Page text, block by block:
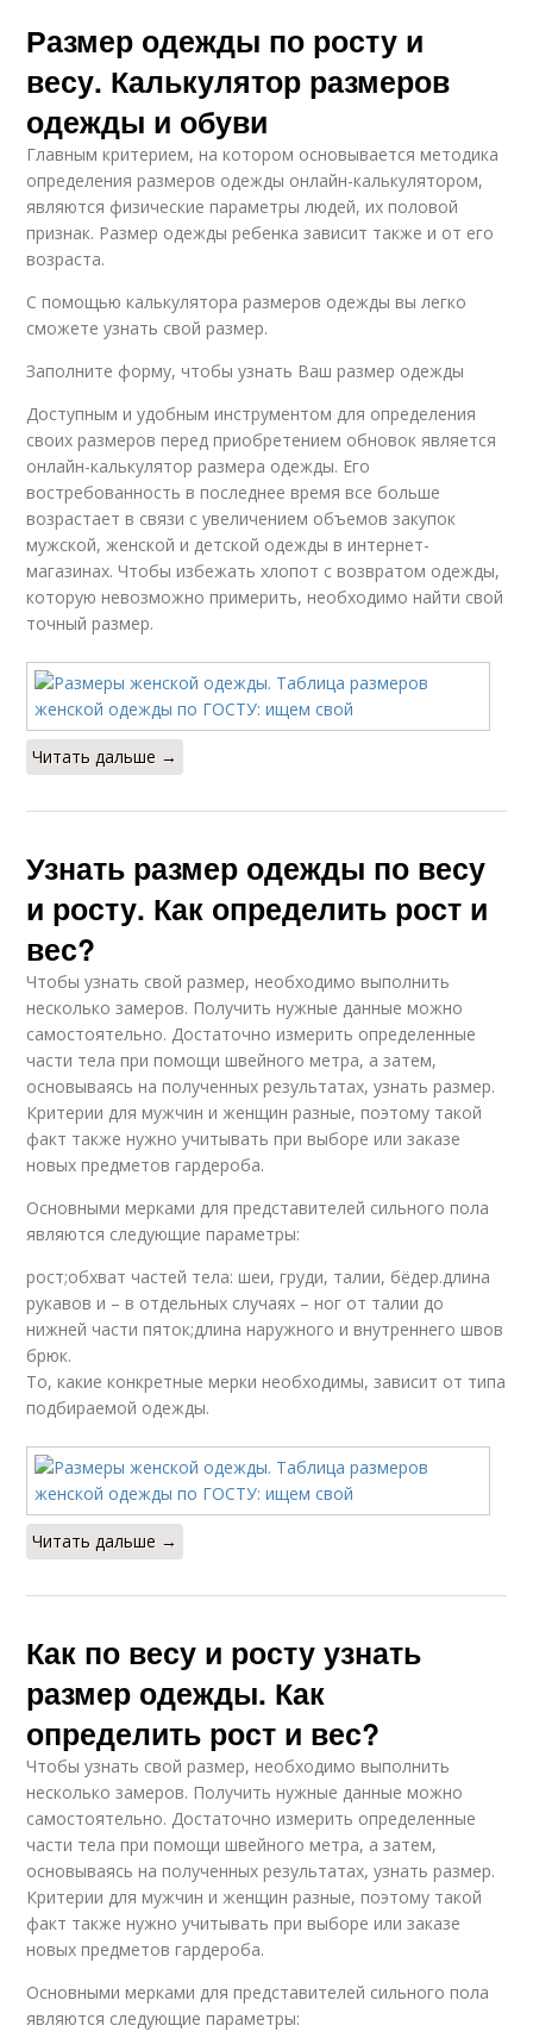
Размер одежды по росту и
весу. Калькулятор размеров
одежды и обуви
Главным критерием, на котором основывается методика
определения размеров одежды онлайн-калькулятором,
являются физические параметры людей, их половой
признак. Размер одежды ребенка зависит также и от его
возраста.
С помощью калькулятора размеров одежды вы легко
сможете узнать свой размер.
Заполните форму, чтобы узнать Ваш размер одежды
Доступным и удобным инструментом для определения
своих размеров перед приобретением обновок является
онлайн-калькулятор размера одежды. Его
востребованность в последнее время все больше
возрастает в связи с увеличением объемов закупок
мужской, женской и детской одежды в интернет-
магазинах. Чтобы избежать хлопот с возвратом одежды,
которую невозможно примерить, необходимо найти свой
точный размер.
Читать дальше →
Узнать размер одежды по весу
и росту. Как определить рост и
вес?
Чтобы узнать свой размер, необходимо выполнить
несколько замеров. Получить нужные данные можно
самостоятельно. Достаточно измерить определенные
части тела при помощи швейного метра, а затем,
основываясь на полученных результатах, узнать размер.
Критерии для мужчин и женщин разные, поэтому такой
факт также нужно учитывать при выборе или заказе
новых предметов гардероба.
Основными мерками для представителей сильного пола
являются следующие параметры:
рост;обхват частей тела: шеи, груди, талии, бёдер.длина
рукавов и – в отдельных случаях – ног от талии до
нижней части пяток;длина наружного и внутреннего швов
брюк.
То, какие конкретные мерки необходимы, зависит от типа
подбираемой одежды.
Читать дальше →
Как по весу и росту узнать
размер одежды. Как
определить рост и вес?
Чтобы узнать свой размер, необходимо выполнить
несколько замеров. Получить нужные данные можно
самостоятельно. Достаточно измерить определенные
части тела при помощи швейного метра, а затем,
основываясь на полученных результатах, узнать размер.
Критерии для мужчин и женщин разные, поэтому такой
факт также нужно учитывать при выборе или заказе
новых предметов гардероба.
Основными мерками для представителей сильного пола
являются следующие параметры: